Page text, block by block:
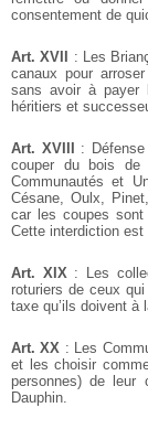
consentement de
Art. XVII : Les
canaux pour
sans avoir à payer
héritiers et
Art. XVIII :
couper du bois de
Communautés et
Césane, Oulx,
car les coupes sont
Cette interdiction est
Art. XIX : Les
roturiers de ceux
taxe qu’ils doivent à
Art. XX : Les
et les choisir
personnes) de leur
Dauphin.